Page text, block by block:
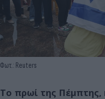
Φωτ.: Reuters
Το πρωί της Πέμπτης,